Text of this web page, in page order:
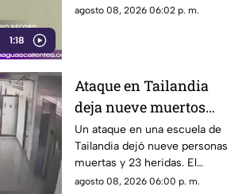
1:18
propio récord Guinness tras
agosto 08, 2026 06:02 p. m.
Ataque en Tailandia
deja nueve muertos
tras agresión en una
escuela
Un ataque en una escuela de
Tailandia dejó nueve personas
muertas y 23 heridas. El
presunto agresor, de 14 años,
agosto 08, 2026 06:00 p. m.